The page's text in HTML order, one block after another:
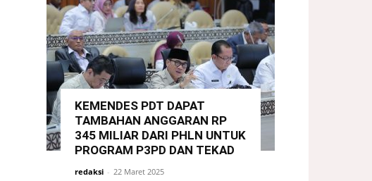
KEMENDES PDT DAPAT
TAMBAHAN ANGGARAN RP
345 MILIAR DARI PHLN UNTUK
PROGRAM P3PD DAN TEKAD
redaksi - 22 Maret 2025